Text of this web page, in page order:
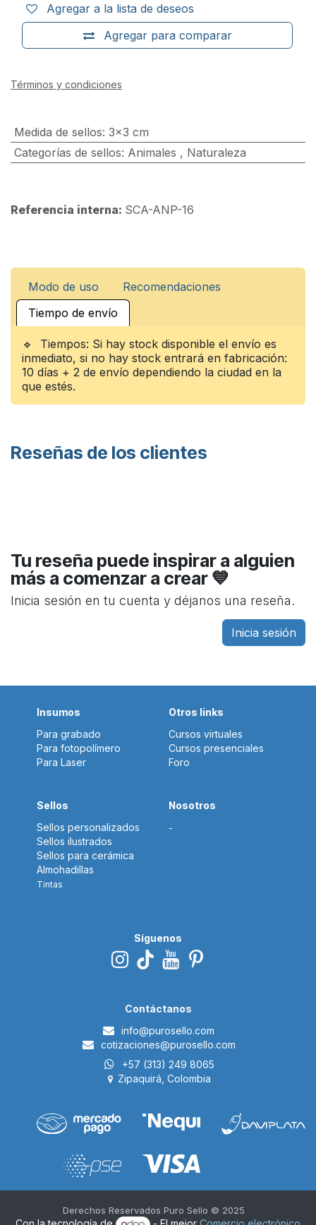
Agregar para comparar
Agregar a la lista de deseos
Términos y condiciones
Medida de sellos: 3x3 cm
Categorías de sellos: Animales , Naturaleza
Referencia interna: SCA-ANP-16
Modo de uso
Recomendaciones
Tiempo de envío
🔹 Tiempos: Si hay stock disponible el envío es
inmediato, si no hay stock entrará en fabricación:
10 días + 2 de envío dependiendo la ciudad en la
que estés.
Reseñas de los clientes
Tu reseña puede inspirar a alguien
más a comenzar a crear 💙
Inicia sesión en tu cuenta y déjanos una reseña.
Inicia sesión
Insumos
Para grabado
Para fotopolímero
Para Laser
Sellos
Sellos personalizados
Sellos ilustrados
Sellos para cerámica
Almohadillas
Tintas
Otros links
Cursos virtuales
Cursos presenciales
Foro
Nosotros
-
Síguenos
Contáctanos
i​nfo@purosello.com
cotizaciones@purosello.com
+57 (313) 249 8065
Zipaquirá, Colombia
Derechos Reservados Puro Sello © 2025 ​